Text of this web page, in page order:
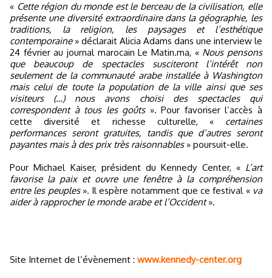
« Cette région du monde est le berceau de la civilisation, elle
présente une diversité extraordinaire dans la géographie, les
traditions, la religion, les paysages et l’esthétique
contemporaine» déclarait Alicia Adams dans une interview le
24 février au journal marocain Le Matin.ma, « Nous pensons
que beaucoup de spectacles susciteront l’intérêt non
seulement de la communauté arabe installée à Washington
mais celui de toute la population de la ville ainsi que ses
visiteurs (…) nous avons choisi des spectacles qui
correspondent à tous les goûts ». Pour favoriser l’accès à
cette diversité et richesse culturelle, « certaines
performances seront gratuites, tandis que d’autres seront
payantes mais à des prix très raisonnables » poursuit-elle.
Pour Michael Kaiser, président du Kennedy Center, «L’art
favorise la paix et ouvre une fenêtre à la compréhension
entre les peuples». Il espère notamment que ce festival «va
aider à rapprocher le monde arabe et l’Occident».
Site Internet de l’évènement : www.kennedy-center.org